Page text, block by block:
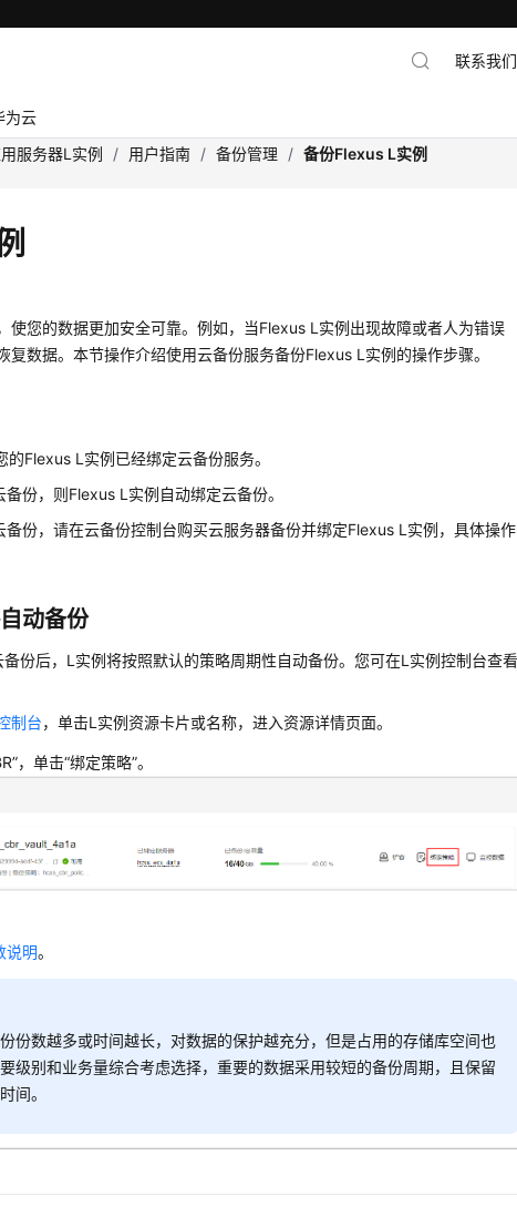
为云
联系我们
服务器L实例 / 用户指南 / 备份管理 / 备份Flexus L实例
使您的数据更加安全可靠。例如，当Flexus L实例出现故障或者人为错误
复数据。本节操作介绍使用云备份服务备份Flexus L实例的操作步骤。
Flexus L实例已经绑定云备份服务。
份，则Flexus L实例自动绑定云备份。
份，请在云备份控制台购买云服务器备份并绑定Flexus L实例，具体操作
动备份
份后，L实例将按照默认的策略周期性自动备份。您可在L实例控制台查看
制台，单击L实例资源卡片或名称，进入资源详情页面。
，单击“绑定策略”。
说明。
份数越多或时间越长，对数据的保护越充分，但是占用的存储库空间也
级别和业务量综合考虑选择，重要的数据采用较短的备份周期，且保留
间。